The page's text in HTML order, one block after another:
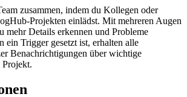
zusammen, indem du Kollegen oder
Projekten einlädst. Mit mehreren Augen
mehr Details erkennen und Probleme
ein Trigger gesetzt ist, erhalten alle
Benachrichtigungen über wichtige
Projekt.